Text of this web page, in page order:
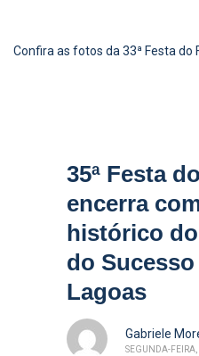
Confira as fotos da 33ª Festa do
35ª Festa
encerra
histórico
do
Lagoas
Gabriele
SEGUNDA-